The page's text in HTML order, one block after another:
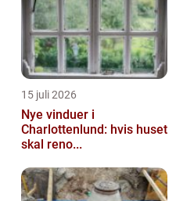
advokatkontore...
15 juli 2026
Nye vinduer i
Charlottenlund: hvis huset
skal reno...